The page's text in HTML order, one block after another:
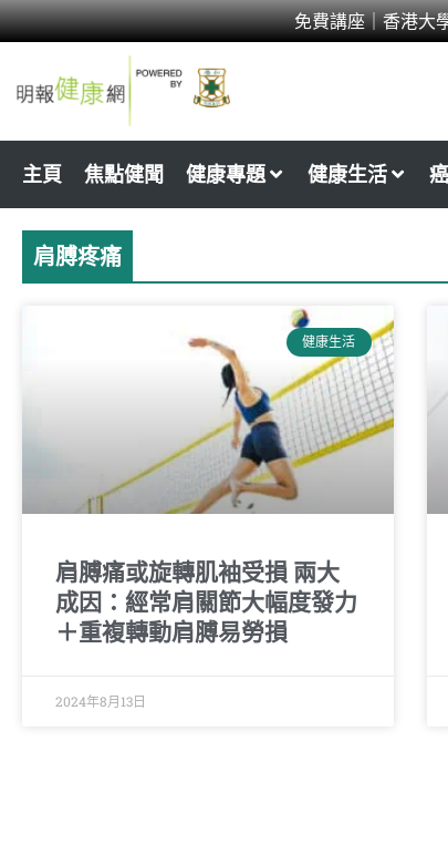
免費講座｜香港大
Skip
to
content
主頁 焦點健聞 健康專題 健康生活
肩膊疼痛
健康生活
肩膊痛或旋轉肌袖受損 兩大
成因：經常肩關節大幅度發力
＋重複轉動肩膊易勞損
2024年8月13日